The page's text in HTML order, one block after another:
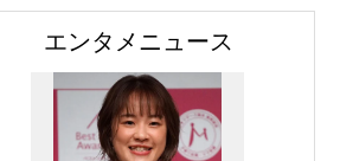
エンタメニュース